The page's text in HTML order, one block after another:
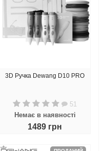
3D Ручка Dewang D10 PRO
51
Немає в наявності
1489 грн